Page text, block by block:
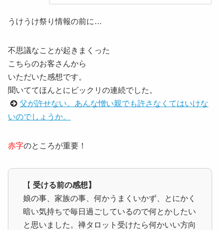
うけうけ祭り情報の前に…
不思議なことが起きまくった
こちらのお客さんから
いただいた感想です。
聞いててほんとにビックリの連続でした。
父が許せない。あんな憎い親でも許さなくてはいけな
いのでしょうか。
赤字のところが重要！
【 受ける前の感想】
娘の事、家族の事、何かうまくいかず、とにかく
暗い気持ちで毎日過ごしているので何とかしたい
と思いました。禅タロット受けたら何かいい方向